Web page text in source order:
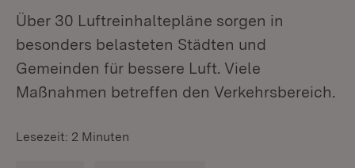
Über 30 Luftreinhaltepläne sorgen in
besonders belasteten Städten und
Gemeinden für bessere Luft. Viele
Maßnahmen betreffen den Verkehrsbereich.
Lesezeit: 2 Minuten